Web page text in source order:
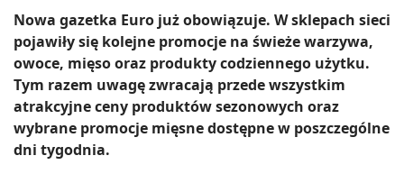
Nowa gazetka Euro już obowiązuje. W sklepach sieci
pojawiły się kolejne promocje na świeże warzywa,
owoce, mięso oraz produkty codziennego użytku.
Tym razem uwagę zwracają przede wszystkim
atrakcyjne ceny produktów sezonowych oraz
wybrane promocje mięsne dostępne w poszczególne
dni tygodnia.